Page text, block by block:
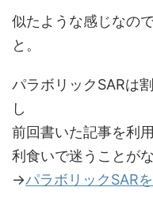
似たような感じなの
と。
パラボリックSARは
し
前回書いた記事を利
利食いで迷うことが
→パラボリックSAR